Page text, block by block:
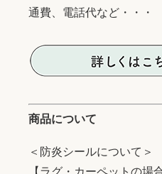
通費、電話代など・・・
商品について
＜防炎シールについて＞